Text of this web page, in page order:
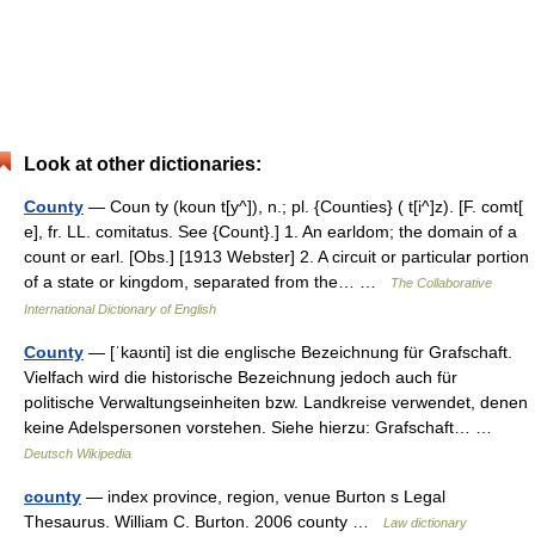
Look at other dictionaries:
County — Coun ty (koun t[y^]), n.; pl. {Counties} ( t[i^]z). [F. comt[
e], fr. LL. comitatus. See {Count}.] 1. An earldom; the domain of a
count or earl. [Obs.] [1913 Webster] 2. A circuit or particular portion
of a state or kingdom, separated from the… …
The Collaborative
International Dictionary of English
County — [ˈkaʊnti] ist die englische Bezeichnung für Grafschaft.
Vielfach wird die historische Bezeichnung jedoch auch für
politische Verwaltungseinheiten bzw. Landkreise verwendet, denen
keine Adelspersonen vorstehen. Siehe hierzu: Grafschaft… …
Deutsch Wikipedia
county — index province, region, venue Burton s Legal
Thesaurus. William C. Burton. 2006 county …
Law dictionary